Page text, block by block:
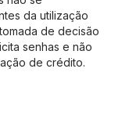
da utilização
de decisão
senhas e não
de crédito.